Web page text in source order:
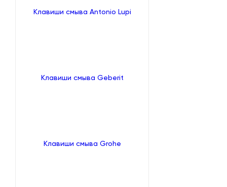
Клавиши смыва Antonio Lupi
Клавиши смыва Geberit
Клавиши смыва Grohe